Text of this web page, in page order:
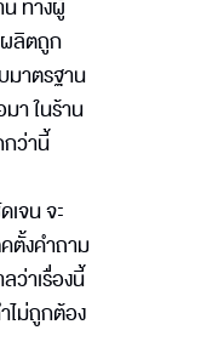
น ทางผู้
ลิตถูก
มาตรฐาน
า ในร้าน
ว่านี้
จน จะ
ตั้งคำถาม
ว่าเรื่องนี้
ไม่ถูกต้อง